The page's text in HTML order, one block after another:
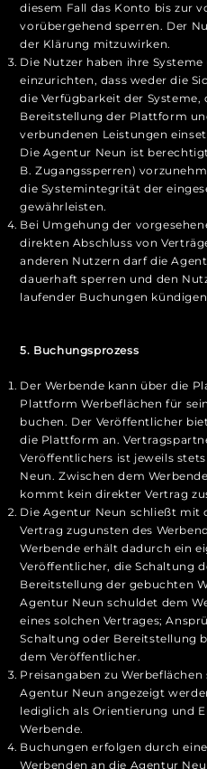
diesem Fall das Konto bis zur
vorübergehend sperren. Der
der Klärung mitzuwirken.
Die Nutzer haben ihre
einzurichten, dass weder die
die Verfügbarkeit der Systeme,
Bereitstellung der Plattform
verbundenen Leistungen
Die Agentur Neun ist
B. Zugangssperren)
die Systemintegrität der
gewährleisten.
Bei Umgehung der
direkten Abschluss von
anderen Nutzern darf die
dauerhaft sperren und den
laufender Buchungen
5. Buchungsprozess
Der Werbende kann über die
Plattform Werbeflächen für
buchen. Der Veröffentlicher
die Plattform an.
Veröffentlichers ist jeweils
Neun. Zwischen dem
kommt kein direkter Vertrag
Die Agentur Neun schließt mit
Vertrag zugunsten des
Werbende erhält dadurch ein
Veröffentlicher, die Schaltung
Bereitstellung der gebuchten
Agentur Neun schuldet dem
eines solchen Vertrages;
Schaltung oder Bereitstellung
dem Veröffentlicher.
Preisangaben zu
Agentur Neun angezeigt
lediglich als Orientierung und
Werbende.
Buchungen erfolgen durch
Werbenden an die Agentur